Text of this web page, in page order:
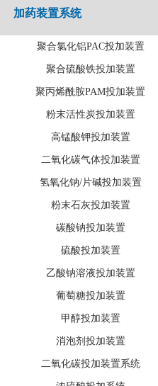
加药装置系统
聚合氯化铝PAC投加装置
聚合硫酸铁投加装置
聚丙烯酰胺PAM投加装置
粉末活性炭投加装置
高锰酸钾投加装置
二氧化碳气体投加装置
氢氧化钠/片碱投加装置
粉末石灰投加装置
碳酸钠投加装置
硫酸投加装置
乙酸钠溶液投加装置
葡萄糖投加装置
甲醇投加装置
消泡剂投加装置
二氧化碳投加装置系统